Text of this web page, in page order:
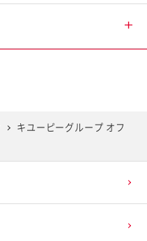
キユーピーグループ オフ